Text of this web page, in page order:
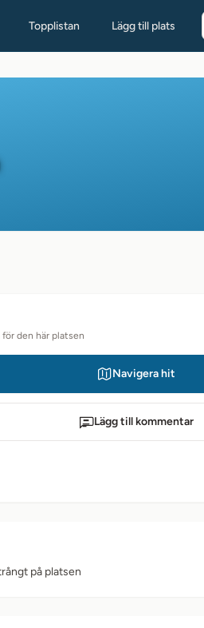
Topplistan Lägg till plats
den här platsen
Navigera hit
Lägg till kommentar
på platsen